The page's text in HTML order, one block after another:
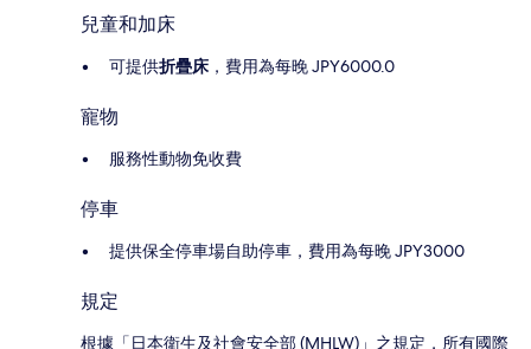
兒童和加床
可提供折疊床 ，費用為每晚 JPY6000.0
寵物
服務性動物免收費
停車
提供保全停車場自助停車，費用為每晚 JPY3000
規定
根據「日本衛生及社會安全部 (MHLW)」之規定，所有國際